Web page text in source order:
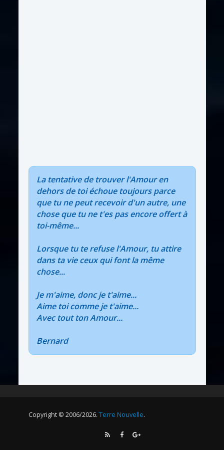
La tentative de trouver l'Amour en
dehors de toi échoue toujours parce
que tu ne peut recevoir d'un autre, une
chose que tu ne t'es pas encore offert à
toi-même...
Lorsque tu te refuse l'Amour, tu attire
dans ta vie ceux qui font la même
chose...
Je m'aime, donc je t'aime...
Aime toi comme je t'aime...
Avec tout ton Amour...
Bernard
Copyright © 2006/2026. Terre Nouvelle.